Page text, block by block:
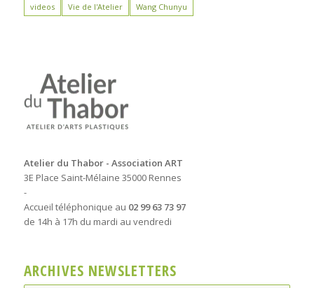
videos
Vie de l'Atelier Wang Chunyu
Atelier du Thabor - Association ART
3E Place Saint-Mélaine 35000 Rennes
-
Accueil téléphonique au 02 99 63 73 97
de 14h à 17h du mardi au vendredi
ARCHIVES NEWSLETTERS